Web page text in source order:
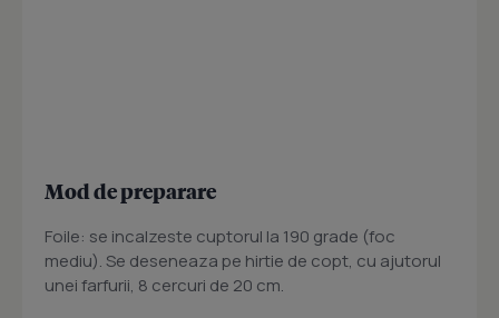
Mod de preparare
Foile: se incalzeste cuptorul la 190 grade (foc
mediu). Se deseneaza pe hirtie de copt, cu ajutorul
unei farfurii, 8 cercuri de 20 cm.